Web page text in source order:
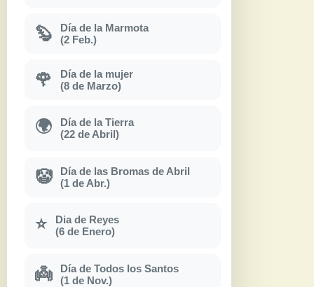
🦫
Día de la Marmota
(2 Feb.)
🌹
Día de la mujer
(8 de Marzo)
🌍
Día de la Tierra
(22 de Abril)
🤡
Día de las Bromas de Abril
(1 de Abr.)
⭐
Dia de Reyes
(6 de Enero)
👼
Día de Todos los Santos
(1 de Nov.)